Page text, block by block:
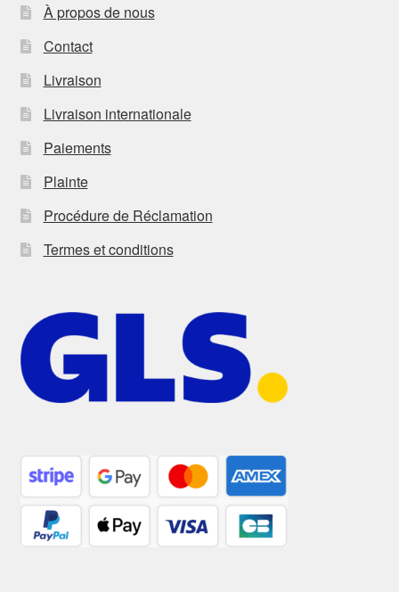
À propos de nous
Contact
Livraison
Livraison internationale
Paiements
Plainte
Procédure de Réclamation
Termes et conditions